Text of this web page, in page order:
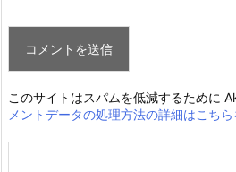
このサイトはスパムを低減するために
メントデータの処理方法の詳細はこち